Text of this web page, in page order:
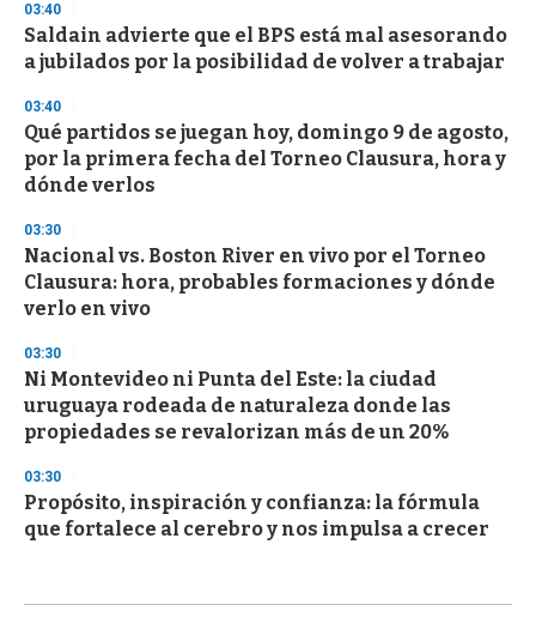
03:40
Saldain advierte que el BPS está mal asesorando
a jubilados por la posibilidad de volver a trabajar
03:40
Qué partidos se juegan hoy, domingo 9 de agosto,
por la primera fecha del Torneo Clausura, hora y
dónde verlos
03:30
Nacional vs. Boston River en vivo por el Torneo
Clausura: hora, probables formaciones y dónde
verlo en vivo
03:30
Ni Montevideo ni Punta del Este: la ciudad
uruguaya rodeada de naturaleza donde las
propiedades se revalorizan más de un 20%
03:30
Propósito, inspiración y confianza: la fórmula
que fortalece al cerebro y nos impulsa a crecer